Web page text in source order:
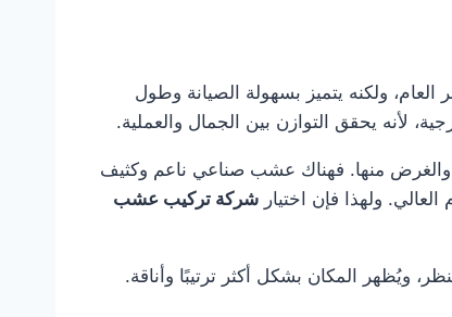
ولكنه يتميز بسهولة الصيانة وطول
لأنه يحقق التوازن بين الجمال والعملية.
والغرض منها. فهناك عشب صناعي ناعم وكثيف
ولهذا فإن اختيار شركة تركيب عشب
ويُظهر المكان بشكل أكثر ترتيبًا وأناقة.